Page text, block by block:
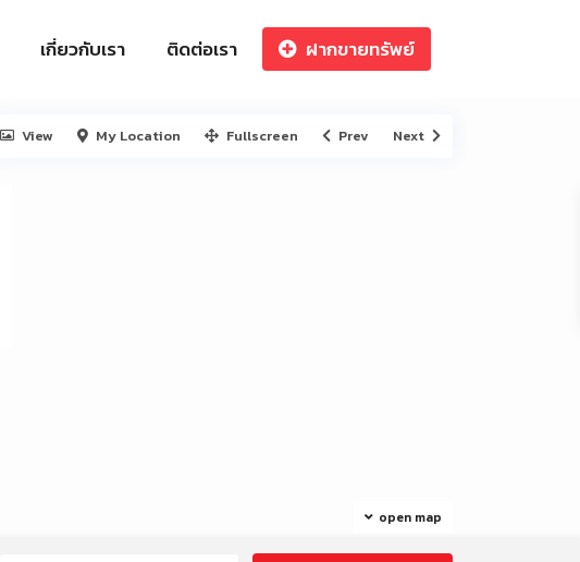
เกี่ยวกับเรา ติดต่อเรา ฝากขายทรัพย์
open map
View My Location Fullscreen Prev Next